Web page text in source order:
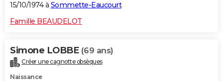
15/10/1974 à Sommette-Eaucourt
Famille BEAUDELOT
Simone LOBBE (69 ans)
Créer une cagnotte obsèques
Naissance